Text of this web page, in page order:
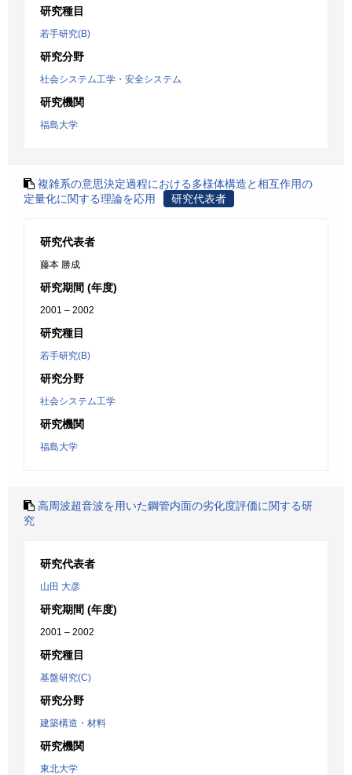
研究種目
若手研究(B)
研究分野
社会システム工学・安全システム
研究機関
福島大学
複雑系の意思決定過程における多様体構造と相互作用の
定量化に関する理論を応用
研究代表者
研究代表者
藤本 勝成
研究期間 (年度)
2001 – 2002
研究種目
若手研究(B)
研究分野
社会システム工学
研究機関
福島大学
高周波超音波を用いた鋼管内面の劣化度評価に関する研
究
研究代表者
山田 大彦
研究期間 (年度)
2001 – 2002
研究種目
基盤研究(C)
研究分野
建築構造・材料
研究機関
東北大学